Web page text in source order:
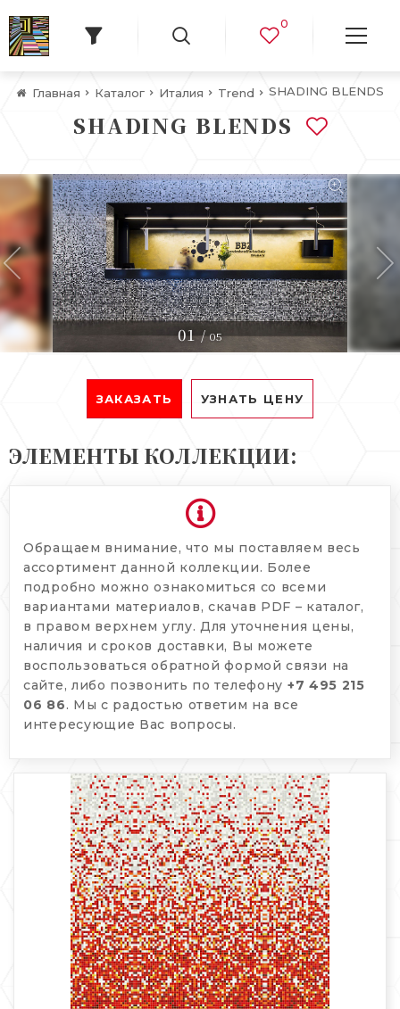
0
Главная Каталог Италия Trend SHADING BLENDS
SHADING BLENDS
01 / 05
ЗАКАЗАТЬ УЗНАТЬ ЦЕНУ
ЭЛЕМЕНТЫ КОЛЛЕКЦИИ:
Обращаем внимание, что мы поставляем весь
ассортимент данной коллекции. Более
подробно можно ознакомиться со всеми
вариантами материалов, скачав PDF – каталог,
в правом верхнем углу. Для уточнения цены,
наличия и сроков доставки, Вы можете
воспользоваться обратной формой связи на
сайте, либо позвонить по телефону +7 495 215
06 86. Мы с радостью ответим на все
интересующие Вас вопросы.